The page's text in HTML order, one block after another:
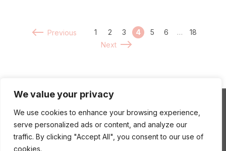
We value your privacy
We use cookies to enhance your browsing experience,
serve personalized ads or content, and analyze our
traffic. By clicking "Accept All", you consent to our use of
cookies.
Previous 1 2 3 4 5 6 …
18
Next
ENEstående Mat